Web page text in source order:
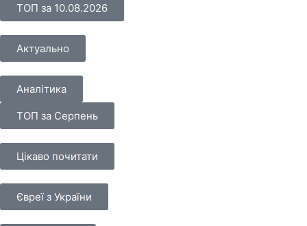
ТОП за 10.08.2026
Актуально
Аналітика
ТОП за Серпень
Цікаво почитати
Євреї з України